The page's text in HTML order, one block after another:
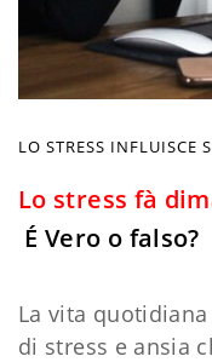
LO STRESS INFLUISCE
Lo stress fà
É Vero o falso?
La vita
di stress e ansia